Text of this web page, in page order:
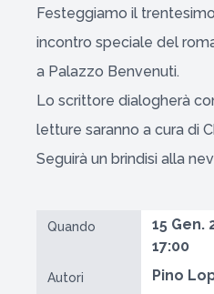
Festeggiamo il
incontro speciale del
a Palazzo Benvenuti.
Lo scrittore dialogherà
letture saranno a cura di
Seguirà un brindisi alla
Quando
15 Gen.
17:00
Autori Pino